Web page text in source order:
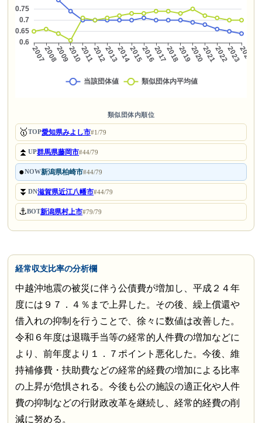
類似団体内順位
🥇TOP愛知県みよし市#1/79
⏫UP群馬県藤岡市#44/79
●NOW新潟県柏崎市#44/79
⏬DN滋賀県近江八幡市#44/79
⚓BOT新潟県村上市#79/79
経常収支比率の分析欄
中越沖地震の被災に伴う公債費が増加し、平成２４年
度には９７．４％まで上昇した。その後、繰上償還や
借入れの抑制を行うことで、徐々に数値は改善した。
令和６年度は退職手当等の経常的人件費の増加などに
より、前年度より１．７ポイント悪化した。今後、維
持補修費・扶助費などの経常的経費の増加による比率
の上昇が危惧される。今後も公の施設の適正化や人件
費の抑制などの行財政改革を継続し、経常的経費の削
減に努める。